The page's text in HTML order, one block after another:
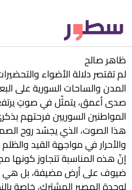
ظاهر صالح
لم تقتصر دلالة الأضواء
المدن والساحات السورية على
صدى أعمق، يتمثّل في صوتٍ
المواطنين السوريين فرحتهم
هذا الصوت، الذي يجسّد روح
والأحرار في مواجهة القيد والظلم
إنّ هذه المناسبة تتجاوز كونها
ضيوف على أرض مضيفة، بل هي